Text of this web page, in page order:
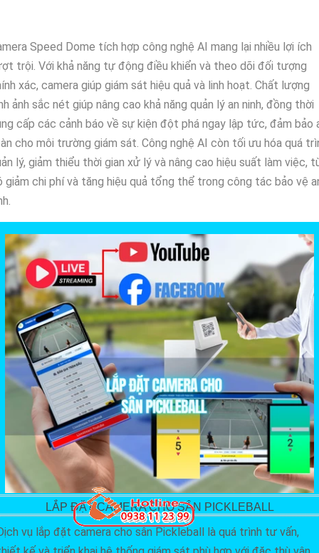
Speed Dome tích hợp công nghệ AI mang lại nhiều lợi ích
trội. Với khả năng tự động điều khiển và theo dõi đối tượng
xác, camera giúp giám sát hiệu quả và linh hoạt. Chất lượng
ảnh sắc nét giúp nâng cao khả năng quản lý an ninh, đồng thời
cấp các cảnh báo về sự kiện đột phá ngay lập tức, đảm bảo
cho môi trường giám sát. Công nghệ AI còn tối ưu hóa quá
lý, giảm thiểu thời gian xử lý và nâng cao hiệu suất làm việc,
giảm chi phí và tăng hiệu quả tổng thể trong công tác bảo vệ
LẮP ĐẶT CAMERA CHO SÂN PICKLEBALL
vụ lắp đặt camera cho sân Pickleball là quá trình tư vấn,